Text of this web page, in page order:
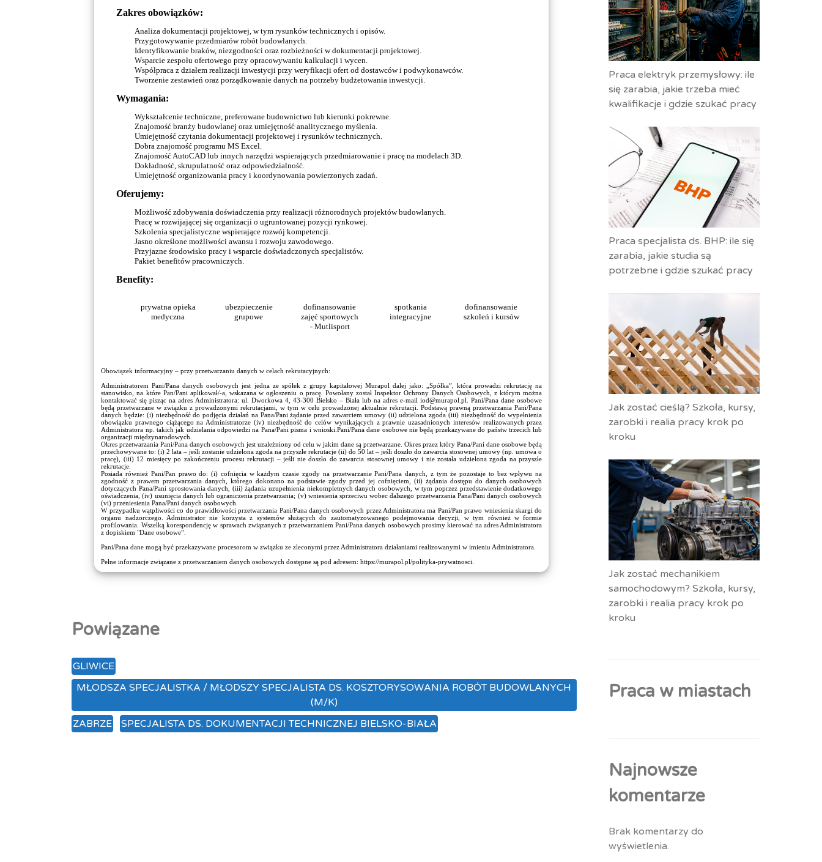
Zakres obowiązków:
Analiza dokumentacji projektowej, w tym rysunków technicznych i opisów.
Przygotowywanie przedmiarów robót budowlanych.
Identyfikowanie braków, niezgodności oraz rozbieżności w dokumentacji projektowej.
Wsparcie zespołu ofertowego przy opracowywaniu kalkulacji i wycen.
Współpraca z działem realizacji inwestycji przy weryfikacji ofert od dostawców i podwykonawców.
Tworzenie zestawień oraz porządkowanie danych na potrzeby budżetowania inwestycji.
Wymagania:
Wykształcenie techniczne, preferowane budownictwo lub kierunki pokrewne.
Znajomość branży budowlanej oraz umiejętność analitycznego myślenia.
Umiejętność czytania dokumentacji projektowej i rysunków technicznych.
Dobra znajomość programu MS Excel.
Znajomość AutoCAD lub innych narzędzi wspierających przedmiarowanie i pracę na modelach 3D.
Dokładność, skrupulatność oraz odpowiedzialność.
Umiejętność organizowania pracy i koordynowania powierzonych zadań.
Oferujemy:
Możliwość zdobywania doświadczenia przy realizacji różnorodnych projektów budowlanych.
Pracę w rozwijającej się organizacji o ugruntowanej pozycji rynkowej.
Szkolenia specjalistyczne wspierające rozwój kompetencji.
Jasno określone możliwości awansu i rozwoju zawodowego.
Przyjazne środowisko pracy i wsparcie doświadczonych specjalistów.
Pakiet benefitów pracowniczych.
Benefity:
prywatna opieka
medyczna
ubezpieczenie
grupowe
dofinansowanie
zajęć sportowych
- Mutlisport
spotkania
integracyjne
dofinansowanie
szkoleń i kursów
Obowiązek informacyjny – przy przetwarzaniu danych w celach rekrutacyjnych:
Administratorem Pani/Pana danych osobowych jest jedna ze spółek z grupy kapitałowej Murapol dalej jako: „Spółka”, która prowadzi rekrutację na
stanowisko, na które Pan/Pani aplikował/-a, wskazana w ogłoszeniu o pracę. Powołany został Inspektor Ochrony Danych Osobowych, z którym można
kontaktować się pisząc na adres Administratora: ul. Dworkowa 4, 43-300 Bielsko – Biała lub na adres e-mail iod@murapol.pl. Pani/Pana dane osobowe
będą przetwarzane w związku z prowadzonymi rekrutacjami, w tym w celu prowadzonej aktualnie rekrutacji. Podstawą prawną przetwarzania Pani/Pana
danych będzie: (i) niezbędność do podjęcia działań na Pana/Pani żądanie przed zawarciem umowy (ii) udzielona zgoda (iii) niezbędność do wypełnienia
obowiązku prawnego ciążącego na Administratorze (iv) niezbędność do celów wynikających z prawnie uzasadnionych interesów realizowanych przez
Administratora np. takich jak udzielania odpowiedzi na Pana/Pani pisma i wnioski.Pani/Pana dane osobowe nie będą przekazywane do państw trzecich lub
organizacji międzynarodowych.
Okres przetwarzania Pani/Pana danych osobowych jest uzależniony od celu w jakim dane są przetwarzane. Okres przez który Pana/Pani dane osobowe będą
przechowywane to: (i) 2 lata – jeśli zostanie udzielona zgoda na przyszłe rekrutacje (ii) do 50 lat – jeśli doszło do zawarcia stosownej umowy (np. umowa o
pracę), (iii) 12 miesięcy po zakończeniu procesu rekrutacji – jeśli nie doszło do zawarcia stosownej umowy i nie została udzielona zgoda na przyszłe
rekrutacje.
Posiada również Pani/Pan prawo do: (i) cofnięcia w każdym czasie zgody na przetwarzanie Pani/Pana danych, z tym że pozostaje to bez wpływu na
zgodność z prawem przetwarzania danych, którego dokonano na podstawie zgody przed jej cofnięciem, (ii) żądania dostępu do danych osobowych
dotyczących Pana/Pani sprostowania danych, (iii) żądania uzupełnienia niekompletnych danych osobowych, w tym poprzez przedstawienie dodatkowego
oświadczenia, (iv) usunięcia danych lub ograniczenia przetwarzania; (v) wniesienia sprzeciwu wobec dalszego przetwarzania Pana/Pani danych osobowych
(vi) przeniesienia Pana/Pani danych osobowych.
W przypadku wątpliwości co do prawidłowości przetwarzania Pani/Pana danych osobowych przez Administratora ma Pani/Pan prawo wniesienia skargi do
organu nadzorczego. Administrator nie korzysta z systemów służących do zautomatyzowanego podejmowania decyzji, w tym również w formie
profilowania. Wszelką korespondencję w sprawach związanych z przetwarzaniem Pani/Pana danych osobowych prosimy kierować na adres Administratora
z dopiskiem "Dane osobowe”.
Pani/Pana dane mogą być przekazywane procesorom w związku ze zleconymi przez Administratora działaniami realizowanymi w imieniu Administratora.
Pełne informacje związane z przetwarzaniem danych osobowych dostępne są pod adresem: https://murapol.pl/polityka-prywatnosci.
Powiązane
GLIWICE
MŁODSZA SPECJALISTKA / MŁODSZY SPECJALISTA DS. KOSZTORYSOWANIA ROBÓT BUDOWLANYCH
(M/K)
ZABRZE
SPECJALISTA DS. DOKUMENTACJI TECHNICZNEJ BIELSKO-BIAŁA
Praca elektryk przemysłowy: ile
się zarabia, jakie trzeba mieć
kwalifikacje i gdzie szukać pracy
Praca specjalista ds. BHP: ile się
zarabia, jakie studia są
potrzebne i gdzie szukać pracy
Jak zostać cieślą? Szkoła, kursy,
zarobki i realia pracy krok po
kroku
Jak zostać mechanikiem
samochodowym? Szkoła, kursy,
zarobki i realia pracy krok po
kroku
Praca w miastach
Najnowsze
komentarze
Brak komentarzy do
wyświetlenia.